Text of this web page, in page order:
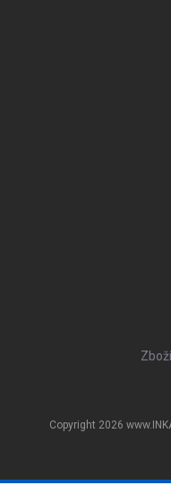
Copyright 2026